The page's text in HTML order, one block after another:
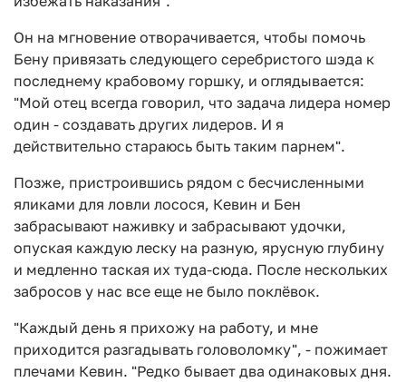
Он на мгновение отворачивается, чтобы помочь
Бену привязать следующего серебристого шэда к
последнему крабовому горшку, и оглядывается:
"Мой отец всегда говорил, что задача лидера номер
один - создавать других лидеров. И я
действительно стараюсь быть таким парнем".
Позже, пристроившись рядом с бесчисленными
яликами для ловли лосося, Кевин и Бен
забрасывают наживку и забрасывают удочки,
опуская каждую леску на разную, ярусную глубину
и медленно таская их туда-сюда. После нескольких
забросов у нас все еще не было поклёвок.
"Каждый день я прихожу на работу, и мне
приходится разгадывать головоломку", - пожимает
плечами Кевин. "Редко бывает два одинаковых дня.